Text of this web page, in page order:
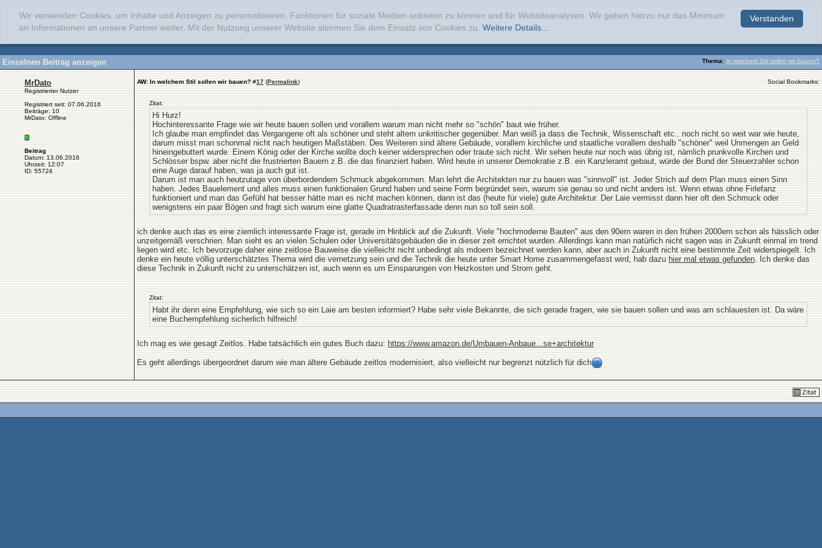
Verstanden
Wir verwenden Cookies, um Inhalte und Anzeigen zu personalisieren, Funktionen für soziale Medien anbieten zu können und für Websiteanalysen. Wir geben hierzu nur das Minimum
an Informationen an unsere Partner weiter. Mit der Nutzung unserer Website stimmen Sie dem Einsatz von Cookies zu. Weitere Details...
Thema: In welchem Stil sollen wir bauen?
Einzelnen Beitrag anzeigen
MrDato
Registrierter Nutzer
Registriert seit: 07.06.2016
Beiträge: 10
MrDato: Offline
Beitrag
Datum: 13.06.2016
Uhrzeit: 12:07
ID: 55724
AW: In welchem Stil sollen wir bauen? #17 (Permalink) Social Bookmarks:
Zitat:
Hi Hurz!
Hochinteressante Frage wie wir heute bauen sollen und vorallem warum man nicht mehr so "schön" baut wie früher.
Ich glaube man empfindet das Vergangene oft als schöner und steht altem unkritischer gegenüber. Man weiß ja dass die Technik, Wissenschaft etc.. noch nicht so weit war wie heute,
darum misst man schonmal nicht nach heutigen Maßstäben. Des Weiteren sind ältere Gebäude, vorallem kirchliche und staatliche vorallem deshalb "schöner" weil Unmengen an Geld
hineingebuttert wurde. Einem König oder der Kirche wollte doch keiner widersprechen oder traute sich nicht. Wir sehen heute nur noch was übrig ist, nämlich prunkvolle Kirchen und
Schlösser bspw. aber nicht die frustrierten Bauern z.B. die das finanziert haben. Wird heute in unserer Demokratie z.B. ein Kanzleramt gebaut, würde der Bund der Steuerzahler schon
eine Auge darauf haben, was ja auch gut ist.
Darum ist man auch heutzutage von überbordendem Schmuck abgekommen. Man lehrt die Architekten nur zu bauen was "sinnvoll" ist. Jeder Strich auf dem Plan muss einen Sinn
haben. Jedes Bauelement und alles muss einen funktionalen Grund haben und seine Form begründet sein, warum sie genau so und nicht anders ist. Wenn etwas ohne Firlefanz
funktioniert und man das Gefühl hat besser hätte man es nicht machen können, dann ist das (heute für viele) gute Architektur. Der Laie vermisst dann hier oft den Schmuck oder
wenigstens ein paar Bögen und fragt sich warum eine glatte Quadratrasterfassade denn nun so toll sein soll.
ich denke auch das es eine ziemlich interessante Frage ist, gerade im Hinblick auf die Zukunft. Viele "hochmoderne Bauten" aus den 90ern waren in den frühen 2000ern schon als hässlich oder
unzeitgemäß verschrien. Man sieht es an vielen Schulen oder Universitätsgebäuden die in dieser zeit errichtet wurden. Allerdings kann man natürlich nicht sagen was in Zukunft einmal im trend
liegen wird etc. Ich bevorzuge daher eine zeitlose Bauweise die vielleicht nicht unbedingt als mdoern bezeichnet werden kann, aber auch in Zukunft nicht eine bestimmte Zeit widerspiegelt. Ich
denke ein heute völlig unterschätztes Thema wird die vernetzung sein und die Technik die heute unter Smart Home zusammengefasst wird, hab dazu hier mal etwas gefunden. Ich denke das
diese Technik in Zukunft nicht zu unterschätzen ist, auch wenn es um Einsparungen von Heizkosten und Strom geht.
Zitat:
Habt ihr denn eine Empfehlung, wie sich so ein Laie am besten informiert? Habe sehr viele Bekannte, die sich gerade fragen, wie sie bauen sollen und was am schlauesten ist. Da wäre
eine Buchempfehlung sicherlich hilfreich!
Ich mag es wie gesagt Zeitlos. Habe tatsächlich ein gutes Buch dazu: https://www.amazon.de/Umbauen-Anbaue...se+architektur
Es geht allerdings übergeordnet darum wie man ältere Gebäude zeitlos modernisiert, also vielleicht nur begrenzt nützlich für dich